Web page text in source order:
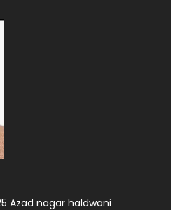
Azad nagar haldwani